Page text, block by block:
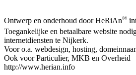
Ontwerp en onderhoud door HeRiAn®
Toegankelijke en betaalbare website
internetdiensten te Nijkerk.
Voor o.a. webdesign, hosting,
Ook voor Particulier, MKB en Overheid
http://www.herian.info